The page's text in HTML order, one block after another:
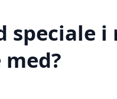
speciale